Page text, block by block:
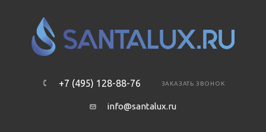
+7 (495) 128-88-76 ЗАКАЗАТЬ ЗВОНОК
info@santalux.ru